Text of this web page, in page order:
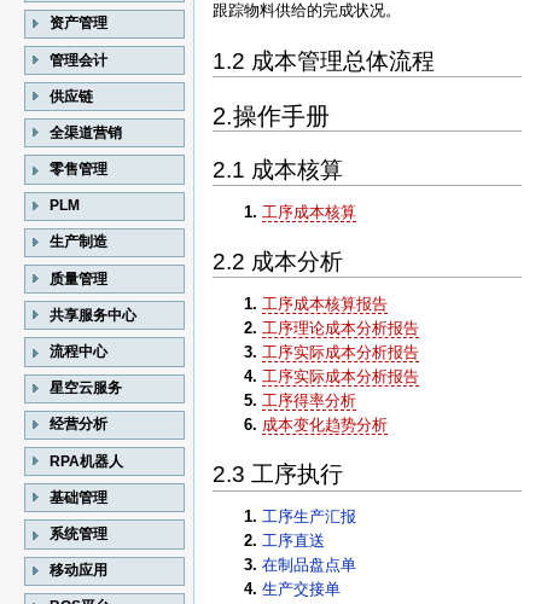
跟踪物料供给的完成状况。
1.2 成本管理总体流程
2.操作手册
2.1 成本核算
工序成本核算
2.2 成本分析
工序成本核算报告
工序理论成本分析报告
工序实际成本分析报告
工序实际成本分析报告
工序得率分析
成本变化趋势分析
2.3 工序执行
工序生产汇报
工序直送
在制品盘点单
生产交接单
资产管理
管理会计
供应链
全渠道营销
零售管理
PLM
生产制造
质量管理
共享服务中心
流程中心
星空云服务
经营分析
RPA机器人
基础管理
系统管理
移动应用